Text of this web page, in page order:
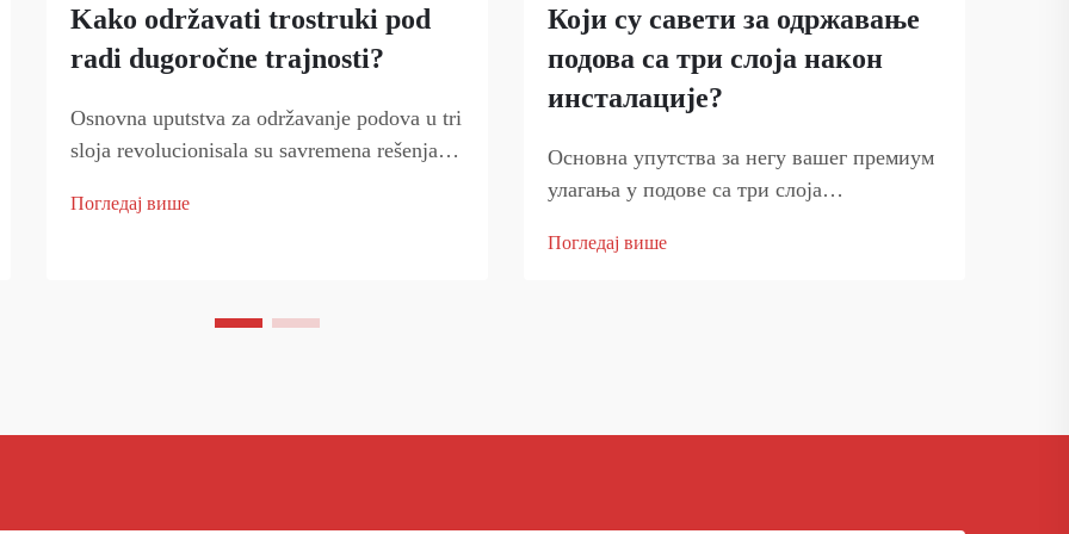
Kako održavati trostruki pod
radi dugoročne trajnosti?
Osnovna uputstva za održavanje podova u tri
sloja revolucionisala su savremena rešenja za
estetski izgled. Ovi sofisticirani sistemi
Погледај више
Који су савети за одржавање
подова са три слоја након
инсталације?
Основна упутства за негу вашег премиум
улагања у подове са три слоја
дом уноси значајно улагање у естетику и
Погледај више